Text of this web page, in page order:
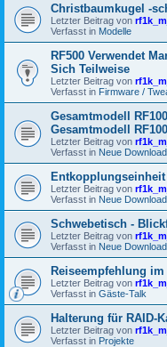
Christbaumkugel -
Letzter Beitrag von
Verfasst in Modelle
RF500 Verwendet
Sich Teilweise
Letzter Beitrag von
Verfasst in Firmware /
Gesamtmodell
Gesamtmodell
Letzter Beitrag von
Verfasst in Neue
Letzter Beitrag von
Verfasst in Neue
Schwebetisch -
Letzter Beitrag von
Verfasst in Neue
Reiseempfehlung
Letzter Beitrag von
Verfasst in Gäste-Talk
Halterung für RAID-
Letzter Beitrag von
Verfasst in Projekte